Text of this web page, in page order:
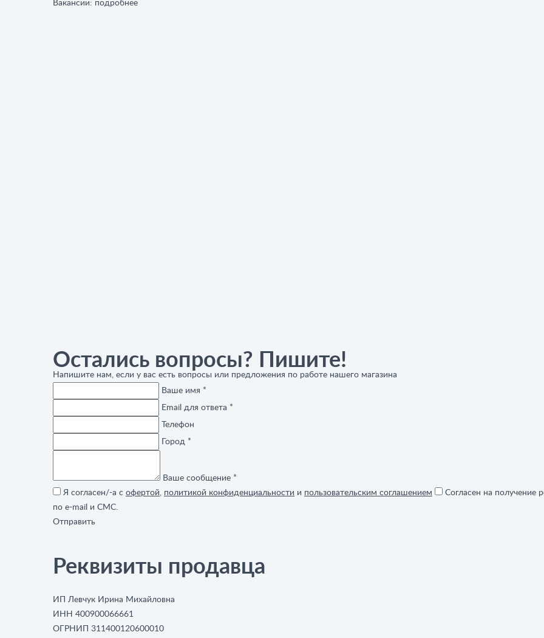
Вакансии: подробнее
Остались вопросы? Пишите!
Напишите нам, если у вас есть вопросы или предложения по работе нашего магазина
Ваше имя *
Email для ответа *
Телефон
Город *
Ваше сообщение *
Я согласен/-а с офертой, политикой конфиденциальности и пользовательским соглашением
Согласен на получение
по e-mail и СМС.
Отправить
Реквизиты продавца
ИП Левчук Ирина Михайловна
ИНН 400900066661
ОГРНИП 311400120600010